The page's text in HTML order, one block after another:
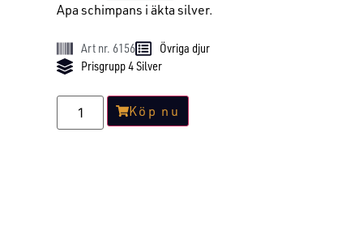
Apa schimpans i äkta silver.
Art nr. 6156
Övriga djur
Prisgrupp 4 Silver
Köp nu